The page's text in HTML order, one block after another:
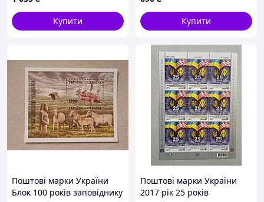
Купити
Купити
Поштові марки України
Блок 100 років заповіднику
Поштові марки України
2017 рік 25 років